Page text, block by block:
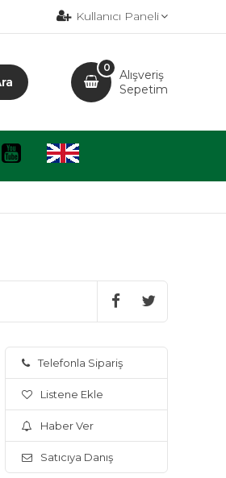
Kullanıcı Paneli
Alışveriş
Sepetim
0
Telefonla Sipariş
Listene Ekle
Haber Ver
Satıcıya Danış